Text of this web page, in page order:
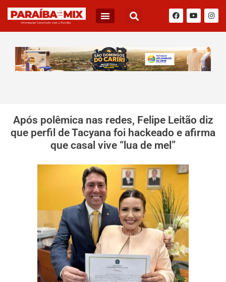
Após polêmica nas redes, Felipe Leitão diz
que perfil de Tacyana foi hackeado e afirma
que casal vive “lua de mel”